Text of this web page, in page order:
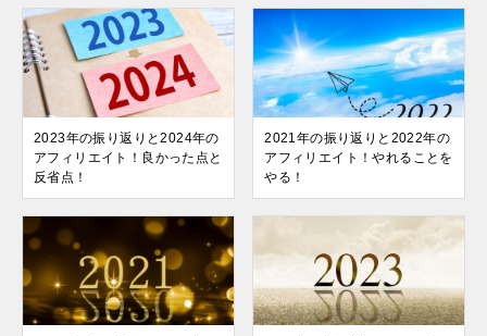
2023年の振り返りと2024年の
アフィリエイト！良かった点と
反省点！
2021年の振り返りと2022年の
アフィリエイト！やれることを
やる！